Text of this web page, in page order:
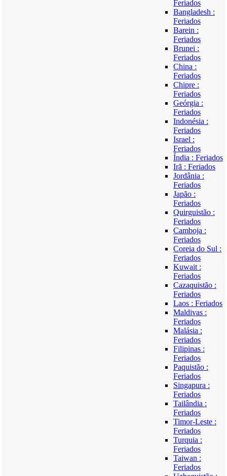
Feriados
Bangladesh :
Feriados
Barein :
Feriados
Brunei :
Feriados
China :
Feriados
Chipre :
Feriados
Geórgia :
Feriados
Indonésia :
Feriados
Israel :
Feriados
Índia : Feriados
Irã : Feriados
Jordânia :
Feriados
Japão :
Feriados
Quirguistão :
Feriados
Camboja :
Feriados
Coreia do Sul :
Feriados
Kuwait :
Feriados
Cazaquistão :
Feriados
Laos : Feriados
Maldivas :
Feriados
Malásia :
Feriados
Filipinas :
Feriados
Paquistão :
Feriados
Singapura :
Feriados
Tailândia :
Feriados
Timor-Leste :
Feriados
Turquia :
Feriados
Taiwan :
Feriados